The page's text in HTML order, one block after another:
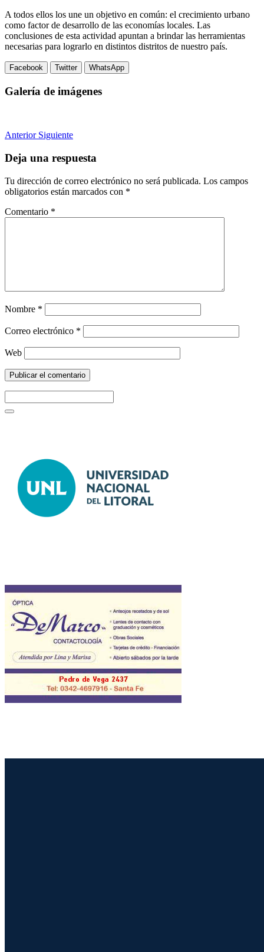
A todos ellos los une un objetivo en común: el crecimiento urbano
como factor de desarrollo de las economías locales. Las
conclusiones de esta actividad apuntan a brindar las herramientas
necesarias para lograrlo en distintos distritos de nuestro país.
Facebook Twitter WhatsApp
Galería de imágenes
Anterior Siguiente
Deja una respuesta
Tu dirección de correo electrónico no será publicada. Los campos
obligatorios están marcados con *
Comentario *
Nombre *
Correo electrónico *
Web